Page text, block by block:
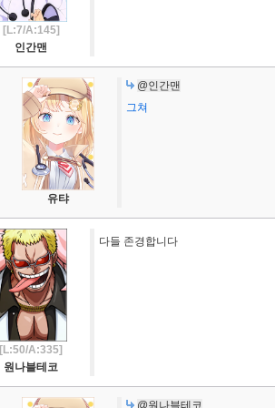
[L:7/A:145]
인간맨
유탸
@인간맨
그쳐
[L:50/A:335]
원나블테코
다들 존경합니다
@원나블테코